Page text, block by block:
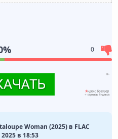
0
Woman (2025) в FLAC
в 18:53